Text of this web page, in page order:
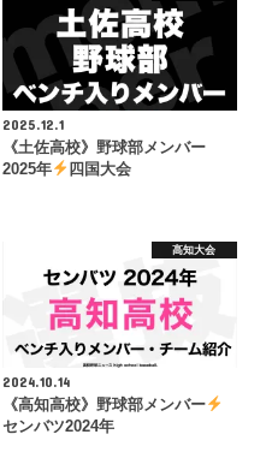
2025.12.1
《土佐高校》野球部メンバー
2025年
四国大会
高知大会
2024.10.14
《高知高校》野球部メンバー
センバツ2024年